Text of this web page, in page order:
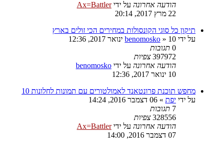
הודעה אחרונה על ידיAx=Battler
22 מרץ 2017, 20:14
תיקון כל סוגי הקונסולות במחירים הכי זולים בארץ
על ידי
benomosko » 10 ינואר 2017, 12:36
0 תגובות
397972 צפיות
הודעה אחרונה על ידי benomosko
10 ינואר 2017, 12:36
מחפש תוכנת פרונטאנד לאמולטורים עם תמונות לחלונות 10
על ידי יפת » 06 דצמבר 2016, 14:24
7 תגובות
328556 צפיות
הודעה אחרונה על ידיAx=Battler
07 דצמבר 2016, 14:00